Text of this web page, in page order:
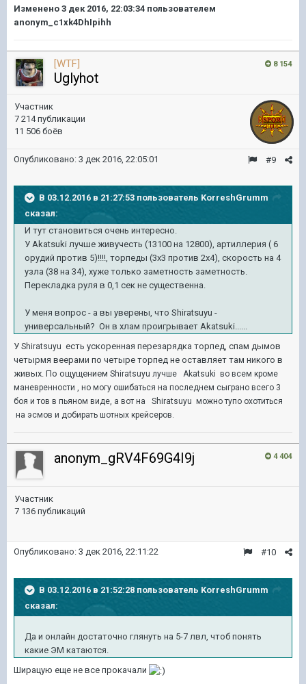
Изменено 3 дек 2016, 22:03:34 пользователем
anonym_c1xk4DhIpihh
8 154
[WTF]
Uglyhot
Участник
7 214 публикации
11 506 боёв
#9
Опубликовано: 3 дек 2016, 22:05:01
В 03.12.2016 в 21:27:53 пользователь KorreshGrumm
сказал:
И тут становиться очень интересно.
У Akatsuki лучше живучесть (13100 на 12800), артиллерия ( 6
орудий против 5)!!!!, торпеды (3х3 против 2х4), скорость на 4
узла (38 на 34), хуже только заметность заметность.
Перекладка руля в 0,1 сек не существенна.
У меня вопрос - а вы уверены, что Shiratsuyu -
универсальный? Он в хлам проигрывает Akatsuki......
У Shiratsuyu есть ускоренная перезарядка торпед, спам дымов
четырмя веерами по четыре торпед не оставляет там никого в
живых. По ощущением Shiratsuyu лучше Akatsuki во всем кроме
маневренности , но могу ошибаться на последнем сыграно всего 3
боя и тов в пьяном виде, а вот на
Shiratsuyu можно тупо охотиться
на эсмов и добирать шотных крейсеров.
4 404
anonym_gRV4F69G4I9j
Участник
7 136 публикаций
#10
Опубликовано: 3 дек 2016, 22:11:22
В 03.12.2016 в 21:52:28 пользователь KorreshGrumm
сказал:
Да и онлайн достаточно глянуть на 5-7 лвл, чтоб понять
какие ЭМ катаются.
Ширацую еще не все прокачали